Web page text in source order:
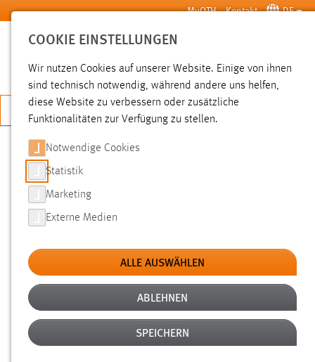
Zum Hauptinhalt springen MyOTH Kontakt DE
SUCHE
JETZT BEWERBEN
SUCHE
FILTER
Typ
Erstellungsdatum
Alter
COOKIE EINSTELLUNGEN
Wir nutzen Cookies auf unserer Website. Einige von ihnen
sind technisch notwendig, während andere uns helfen,
diese Website zu verbessern oder zusätzliche
Funktionalitäten zur Verfügung zu stellen.
Notwendige Cookies
Statistik
Marketing
Externe Medien
ALLE AUSWÄHLEN
ABLEHNEN
SPEICHERN